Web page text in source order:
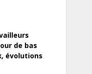
de bas
évolutions